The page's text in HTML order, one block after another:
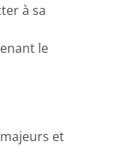
à sa
le
et